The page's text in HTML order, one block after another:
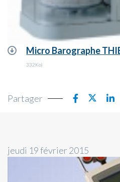
Micro Barographe
332Ko)
Partager
jeudi 19 février 2015